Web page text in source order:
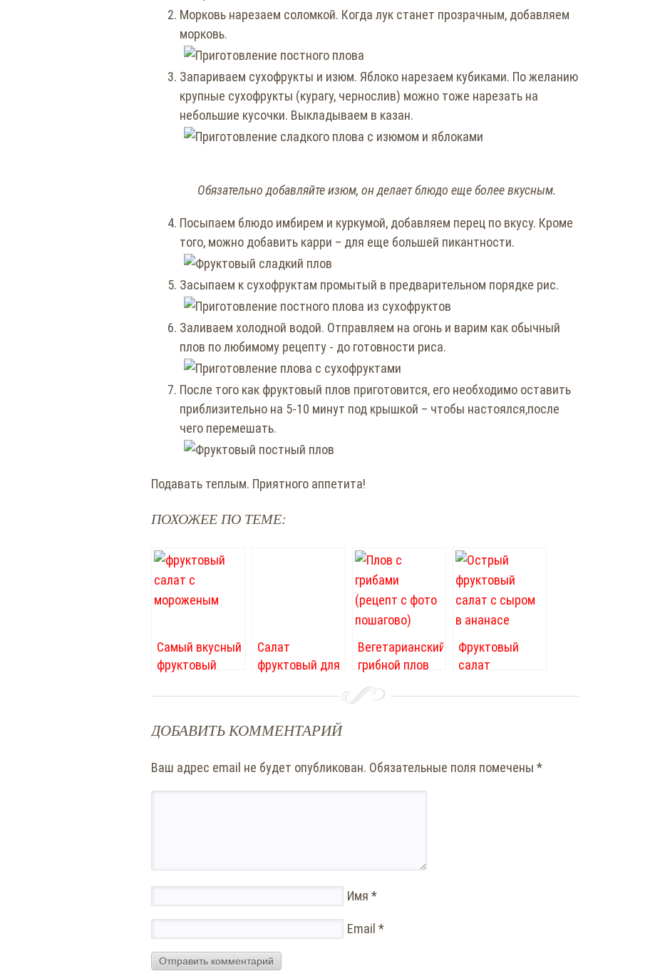
Морковь нарезаем соломкой. Когда лук станет прозрачным, добавляем
морковь.
Запариваем сухофрукты и изюм. Яблоко нарезаем кубиками. По желанию
крупные сухофрукты (курагу, чернослив) можно тоже нарезать на
небольшие кусочки. Выкладываем в казан.
Обязательно добавляйте изюм, он делает блюдо еще более вкусным.
Посыпаем блюдо имбирем и куркумой, добавляем перец по вкусу. Кроме
того, можно добавить карри – для еще большей пикантности.
Засыпаем к сухофруктам промытый в предварительном порядке рис.
Заливаем холодной водой. Отправляем на огонь и варим как обычный
плов по любимому рецепту - до готовности риса.
После того как фруктовый плов приготовится, его необходимо оставить
приблизительно на 5-10 минут под крышкой – чтобы настоялся,после
чего перемешать.
Подавать теплым. Приятного аппетита!
ПОХОЖЕЕ ПО ТЕМЕ:
Самый вкусный
фруктовый
мороженым.
и парочка
Салат
фруктовый для
Вегетарианский
грибной плов
Фруктовый
салат
ДОБАВИТЬ КОММЕНТАРИЙ
Ваш адрес email не будет опубликован. Обязательные поля помечены *
Имя *
Email *